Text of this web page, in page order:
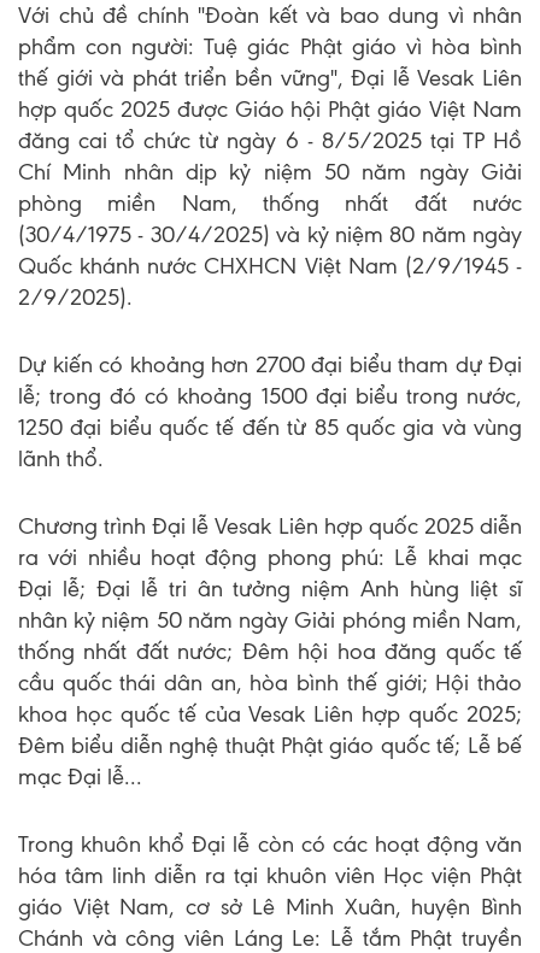
Với chủ đề chính "Đoàn kết và bao dung vì nhân
phẩm con người: Tuệ giác Phật giáo vì hòa bình
thế giới và phát triển bền vững", Đại lễ Vesak Liên
hợp quốc 2025 được Giáo hội Phật giáo Việt Nam
đăng cai tổ chức từ ngày 6 - 8/5/2025 tại TP Hồ
Chí Minh nhân dịp kỷ niệm 50 năm ngày Giải
phòng miền Nam, thống nhất đất nước
(30/4/1975 - 30/4/2025) và kỷ niệm 80 năm ngày
Quốc khánh nước CHXHCN Việt Nam (2/9/1945 -
2/9/2025).
Dự kiến có khoảng hơn 2700 đại biểu tham dự Đại
lễ; trong đó có khoảng 1500 đại biểu trong nước,
1250 đại biểu quốc tế đến từ 85 quốc gia và vùng
lãnh thổ.
Chương trình Đại lễ Vesak Liên hợp quốc 2025 diễn
ra với nhiều hoạt động phong phú: Lễ khai mạc
Đại lễ; Đại lễ tri ân tưởng niệm Anh hùng liệt sĩ
nhân kỷ niệm 50 năm ngày Giải phóng miền Nam,
thống nhất đất nước; Đêm hội hoa đăng quốc tế
cầu quốc thái dân an, hòa bình thế giới; Hội thảo
khoa học quốc tế của Vesak Liên hợp quốc 2025;
Đêm biểu diễn nghệ thuật Phật giáo quốc tế; Lễ bế
mạc Đại lễ...
Trong khuôn khổ Đại lễ còn có các hoạt động văn
hóa tâm linh diễn ra tại khuôn viên Học viện Phật
giáo Việt Nam, cơ sở Lê Minh Xuân, huyện Bình
Chánh và công viên Láng Le: Lễ tắm Phật truyền